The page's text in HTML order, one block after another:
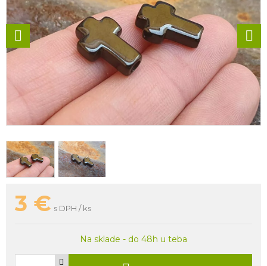
3 € s DPH / ks
Na sklade - do 48h u teba